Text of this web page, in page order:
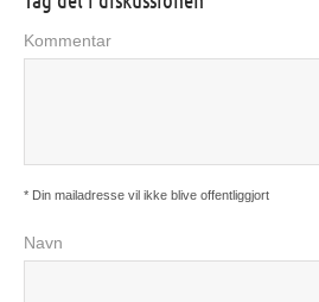
Kommentar
* Din mailadresse vil ikke blive offentliggjort
Navn